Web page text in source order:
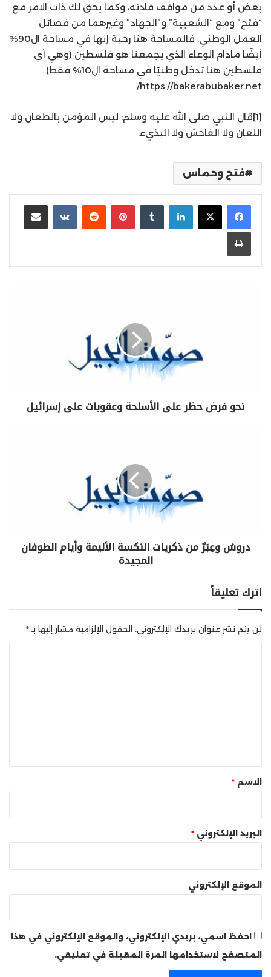
بعض أو عدد من مواقف قادته، وكما يحق لك ذات الامر مع
“فتح” ومع “الشعبية” و”الجهاد” وغيرهما من فصائل
العمل الوطني. فالمساحة هنا رحبة إنها في مساحة ال90%
أيضًا مادام الوعاء الذي يجمعنا هو فلسطين (وهي أي
فلسطين هنا تدخل وطنيًا في مساحة ال10% فقط).
https://bakerabubaker.net/
[1]قال النبي صلى الله عليه وسلم: ليس المؤمن بالطعان ولا
اللعان ولا الفاحش ولا البذيء.
فتح وحماس
لينكدإن بينتيريست مشاركة عبر البريد
طباعة
نحو فرض حظر على الأسلحة وعقوبات على إسرائيل
دروسٌ وعِبَرٌ من ذكريات النكسة الأليمة وأيام الطوفان
المجيدة
اترك تعليقاً
لن يتم نشر عنوان بريدك الإلكتروني. الحقول الإلزامية مشار إليها بـ *
* الاسم *
البريد الإلكتروني *
الموقع الإلكتروني
احفظ اسمي، بريدي الإلكتروني، والموقع الإلكتروني في هذا
المتصفح لاستخدامها المرة المقبلة في تعليقي.